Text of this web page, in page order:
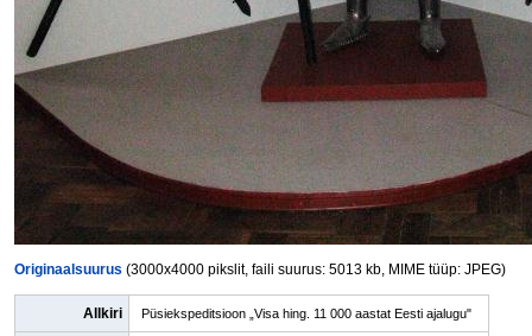
Originaalsuurus (3000x4000 pikslit, faili suurus: 5013 kb, MIME tüüp: JPEG)
Allkiri Püsiekspeditsioon „Visa hing. 11 000 aastat Eesti ajalugu"